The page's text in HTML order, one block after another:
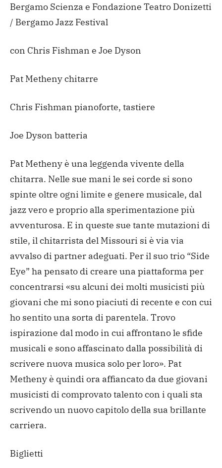
Bergamo Scienza e Fondazione Teatro Donizetti
/ Bergamo Jazz Festival
con Chris Fishman e Joe Dyson
Pat Metheny chitarre
Chris Fishman pianoforte, tastiere
Joe Dyson batteria
Pat Metheny è una leggenda vivente della
chitarra. Nelle sue mani le sei corde si sono
spinte oltre ogni limite e genere musicale, dal
jazz vero e proprio alla sperimentazione più
avventurosa. E in queste sue tante mutazioni di
stile, il chitarrista del Missouri si è via via
avvalso di partner adeguati. Per il suo trio “Side
Eye” ha pensato di creare una piattaforma per
concentrarsi «su alcuni dei molti musicisti più
giovani che mi sono piaciuti di recente e con cui
ho sentito una sorta di parentela. Trovo
ispirazione dal modo in cui affrontano le sfide
musicali e sono affascinato dalla possibilità di
scrivere nuova musica solo per loro». Pat
Metheny è quindi ora affiancato da due giovani
musicisti di comprovato talento con i quali sta
scrivendo un nuovo capitolo della sua brillante
carriera.
Biglietti